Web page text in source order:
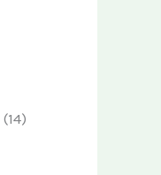
(14)